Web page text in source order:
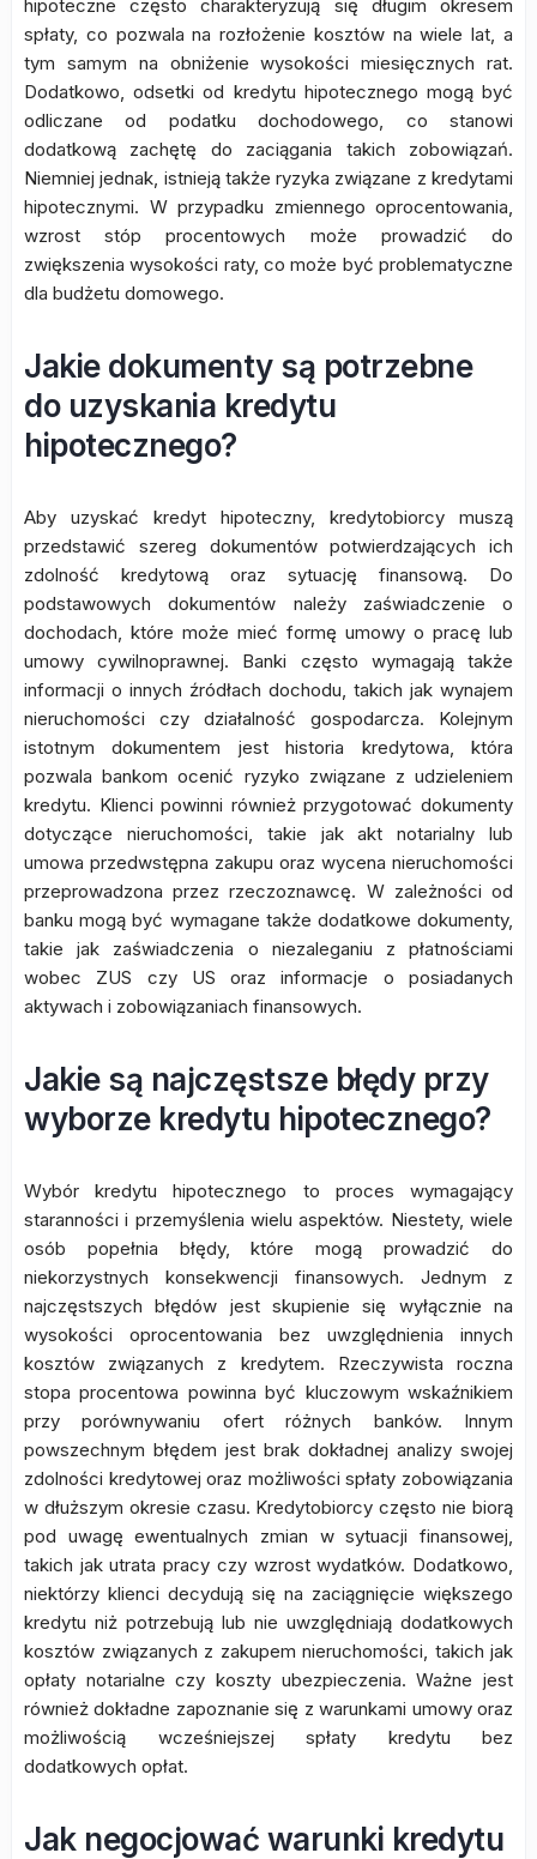
hipoteczne często charakteryzują się długim okresem
spłaty, co pozwala na rozłożenie kosztów na wiele lat, a
tym samym na obniżenie wysokości miesięcznych rat.
Dodatkowo, odsetki od kredytu hipotecznego mogą być
odliczane od podatku dochodowego, co stanowi
dodatkową zachętę do zaciągania takich zobowiązań.
Niemniej jednak, istnieją także ryzyka związane z kredytami
hipotecznymi. W przypadku zmiennego oprocentowania,
wzrost stóp procentowych może prowadzić do
zwiększenia wysokości raty, co może być problematyczne
dla budżetu domowego.
Jakie dokumenty są potrzebne
do uzyskania kredytu
hipotecznego?
Aby uzyskać kredyt hipoteczny, kredytobiorcy muszą
przedstawić szereg dokumentów potwierdzających ich
zdolność kredytową oraz sytuację finansową. Do
podstawowych dokumentów należy zaświadczenie o
dochodach, które może mieć formę umowy o pracę lub
umowy cywilnoprawnej. Banki często wymagają także
informacji o innych źródłach dochodu, takich jak wynajem
nieruchomości czy działalność gospodarcza. Kolejnym
istotnym dokumentem jest historia kredytowa, która
pozwala bankom ocenić ryzyko związane z udzieleniem
kredytu. Klienci powinni również przygotować dokumenty
dotyczące nieruchomości, takie jak akt notarialny lub
umowa przedwstępna zakupu oraz wycena nieruchomości
przeprowadzona przez rzeczoznawcę. W zależności od
banku mogą być wymagane także dodatkowe dokumenty,
takie jak zaświadczenia o niezaleganiu z płatnościami
wobec ZUS czy US oraz informacje o posiadanych
aktywach i zobowiązaniach finansowych.
Jakie są najczęstsze błędy przy
wyborze kredytu hipotecznego?
Wybór kredytu hipotecznego to proces wymagający
staranności i przemyślenia wielu aspektów. Niestety, wiele
osób popełnia błędy, które mogą prowadzić do
niekorzystnych konsekwencji finansowych. Jednym z
najczęstszych błędów jest skupienie się wyłącznie na
wysokości oprocentowania bez uwzględnienia innych
kosztów związanych z kredytem. Rzeczywista roczna
stopa procentowa powinna być kluczowym wskaźnikiem
przy porównywaniu ofert różnych banków. Innym
powszechnym błędem jest brak dokładnej analizy swojej
zdolności kredytowej oraz możliwości spłaty zobowiązania
w dłuższym okresie czasu. Kredytobiorcy często nie biorą
pod uwagę ewentualnych zmian w sytuacji finansowej,
takich jak utrata pracy czy wzrost wydatków. Dodatkowo,
niektórzy klienci decydują się na zaciągnięcie większego
kredytu niż potrzebują lub nie uwzględniają dodatkowych
kosztów związanych z zakupem nieruchomości, takich jak
opłaty notarialne czy koszty ubezpieczenia. Ważne jest
również dokładne zapoznanie się z warunkami umowy oraz
możliwością wcześniejszej spłaty kredytu bez
dodatkowych opłat.
Jak negocjować warunki kredytu